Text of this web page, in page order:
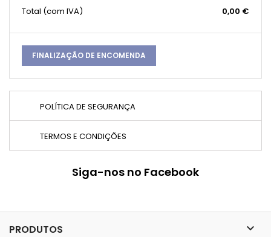
Total (com IVA) 0,00 €
FINALIZAÇÃO DE ENCOMENDA
POLÍTICA DE SEGURANÇA
TERMOS E CONDIÇÕES
Siga-nos no Facebook
PRODUTOS 